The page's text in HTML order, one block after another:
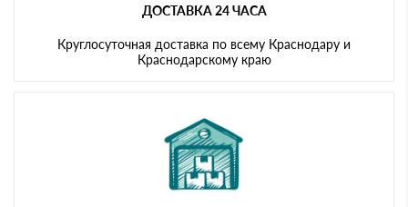
ДОСТАВКА 24 ЧАСА
Круглосуточная доставка по всему Краснодару и
Краснодарскому краю